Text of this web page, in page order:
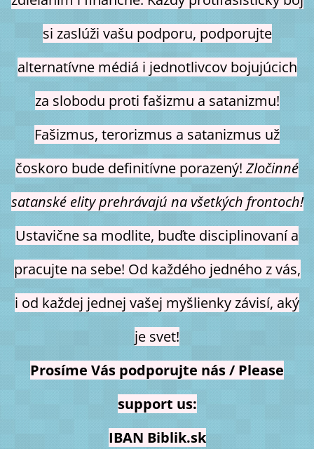
si zaslúži vašu podporu, podporujte
alternatívne médiá i jednotlivcov bojujúcich
za slobodu proti fašizmu a satanizmu!
Fašizmus, terorizmus a satanizmus už
čoskoro bude definitívne porazený!Zločinné
satanské elity prehrávajú na všetkých frontoch!
Ustavične sa modlite, buďte disciplinovaní a
pracujte na sebe! Od každého jedného z vás,
i od každej jednej vašej myšlienky závisí, aký
je svet!
Prosíme Vás podporujte nás / Please
support us:
IBAN Biblik.sk